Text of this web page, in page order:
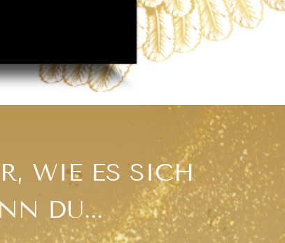
WIE ES SICH
DU...